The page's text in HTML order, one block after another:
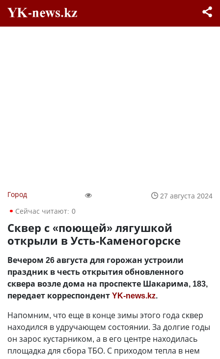
Город
27 августа 2024
Сейчас читают: 0
Сквер с «поющей» лягушкой
открыли в Усть-Каменогорске
Вечером 26 августа для горожан устроили
праздник в честь открытия обновленного
сквера возле дома на проспекте Шакарима, 183,
передает корреспондентYK-news.kz.
Напомним, что еще в конце зимы этого года сквер
находился в удручающем состоянии. За долгие годы
он зарос кустарником, а в его центре находилась
площадка для сбора ТБО. С приходом тепла в нем